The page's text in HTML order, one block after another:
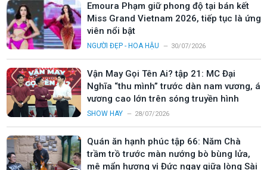
Emoura Phạm giữ phong độ tại bán kết
Miss Grand Vietnam 2026, tiếp tục là ứng
viên nổi bật
NGƯỜI ĐẸP - HOA HẬU 30/07/2026
Vận May Gọi Tên Ai? tập 21: MC Đại
Nghĩa “thu mình” trước dàn nam vương, á
vương cao lớn trên sóng truyền hình
SHOW HAY 28/07/2026
Quán ăn hạnh phúc tập 66: Năm Chà
trầm trồ trước màn nướng bò bùng lửa,
mê mẩn hương vị Đức ngay giữa lòng Sài